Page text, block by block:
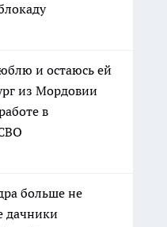
и остаюсь ей
из Мордовии
в
больше не
дачники